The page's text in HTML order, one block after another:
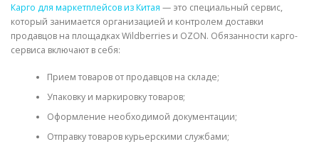
Карго для маркетплейсов из Китая — это специальный сервис,
который занимается организацией и контролем доставки
продавцов на площадках Wildberries и OZON. Обязанности карго-
сервиса включают в себя:
Прием товаров от продавцов на складе;
Упаковку и маркировку товаров;
Оформление необходимой документации;
Отправку товаров курьерскими службами;